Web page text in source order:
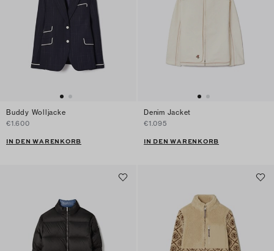
Buddy Wolljacke
€1.600
IN DEN WARENKORB
Denim Jacket
€1.095
IN DEN WARENKORB